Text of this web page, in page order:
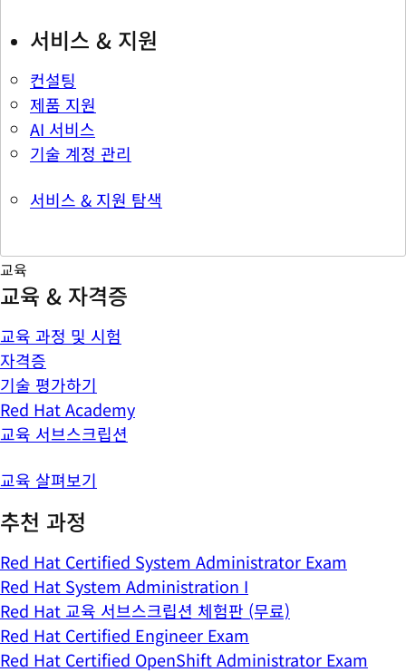
서비스 & 지원
컨설팅
제품 지원
AI 서비스
기술 계정 관리
서비스 & 지원 탐색
교육
교육 & 자격증
교육 과정 및 시험
자격증
기술 평가하기
Red Hat Academy
교육 서브스크립션
교육 살펴보기
추천 과정
Red Hat Certified System Administrator Exam
Red Hat System Administration I
Red Hat 교육 서브스크립션 체험판 (무료)
Red Hat Certified Engineer Exam
Red Hat Certified OpenShift Administrator Exam